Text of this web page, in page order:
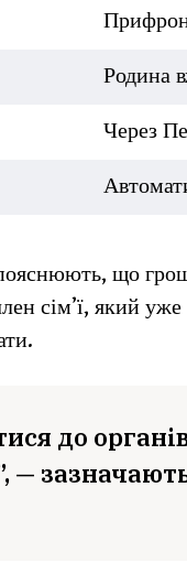
Родина
Через
що
сім’ї, який
до
—